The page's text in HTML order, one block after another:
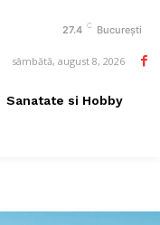
27.4 C București
sâmbătă, august 8, 2026
Sanatate si Hobby